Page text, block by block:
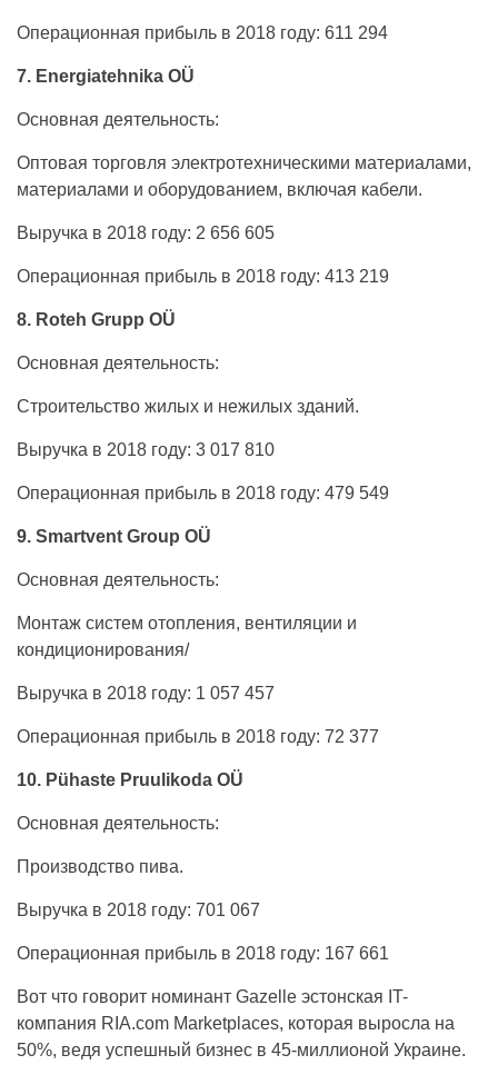
Операционная прибыль в 2018 году: 611 294
7. Energiatehnika OÜ
Основная деятельность:
Оптовая торговля электротехническими материалами,
материалами и оборудованием, включая кабели.
Выручка в 2018 году: 2 656 605
Операционная прибыль в 2018 году: 413 219
8. Roteh Grupp OÜ
Основная деятельность:
Строительство жилых и нежилых зданий.
Выручка в 2018 году: 3 017 810
Операционная прибыль в 2018 году: 479 549
9. Smartvent Group OÜ
Основная деятельность:
Монтаж систем отопления, вентиляции и
кондиционирования/
Выручка в 2018 году: 1 057 457
Операционная прибыль в 2018 году: 72 377
10. Pühaste Pruulikoda OÜ
Основная деятельность:
Производство пива.
Выручка в 2018 году: 701 067
Операционная прибыль в 2018 году: 167 661
Вот что говорит номинант Gazelle эстонская IT-
компания RIA.com Marketplaces, которая выросла на
50%, ведя успешный бизнес в 45-миллионой Украине.